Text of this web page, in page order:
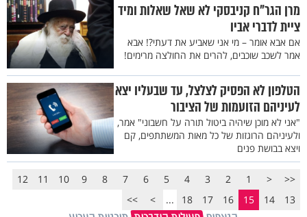
מרן הגר"ח קניבסקי לא שאל שאלות ומיד
ציית לדברי אביו
אם אבא אומר – מי אני שאביע את דעתי?! אבא
אמר לשכב שוכבים, להרים את החולצה מרימים!
הטלפון לא הפסיק לצלצל, עד שבעליו יצא
לעיניהם הזועמות של הציבור
"אני לא מוכן שיהיה ביטול תורה על חשבוני" אמר,
ולעיניהם הרוגזות של כל מאות המשתתפים, קם
ויצא בבושת פנים
<<
<
1
2
3
4
5
6
7
8
9
10
11
12
13
14
15
16
17
18
...
>
>>